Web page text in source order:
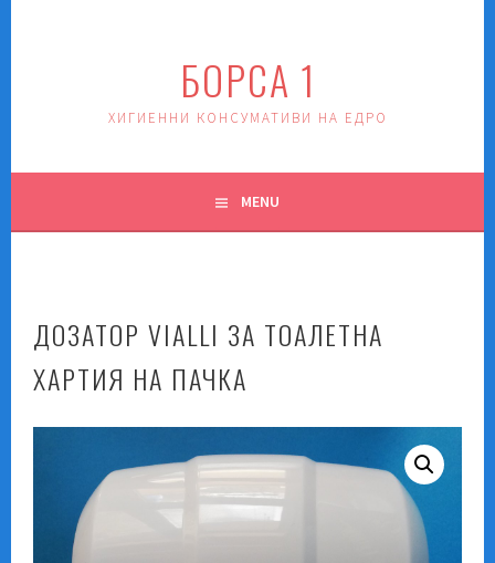
БОРСА 1
ХИГИЕННИ КОНСУМАТИВИ НА ЕДРО
MENU
ДОЗАТОР VIALLI ЗА ТОАЛЕТНА
ХАРТИЯ НА ПАЧКА